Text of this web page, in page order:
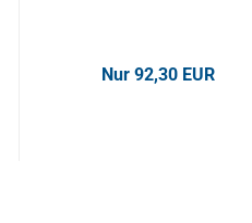
Nur 92,30 EUR